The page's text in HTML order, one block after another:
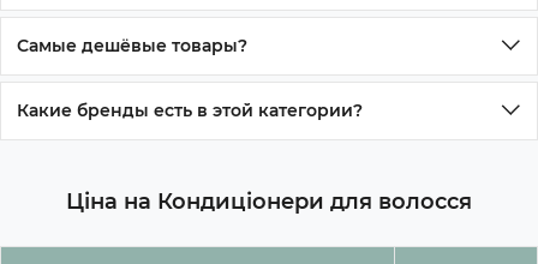
Цена от 295 грн до 985 грн
Самые дешёвые товары?
Дешёвые продукты
Dsd De Luxe 4.2 Dixidox Triple Action Conditioner
Babassu Rinse
Scalp Benefit
Какие бренды есть в этой категории?
DSD DE LUXE
Philip Martins
Ціна на Кондиціонери для волосся